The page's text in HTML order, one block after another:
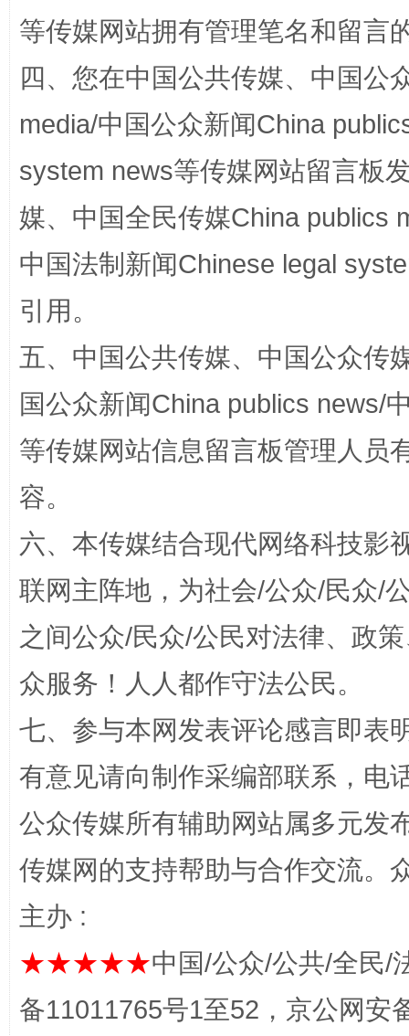
漫山遍野的桃花与雪山、麦地、白藏房 除
招工难、用工荒背后
网上购药对药下症？
等传媒网站拥有管理笔名和留言
四、您在中国公共传媒、中国公
media/中国公众新闻China
system news等传媒网站留言板
媒、中国全民传媒China publics
中国法制新闻Chinese legal
引用。
五、中国公共传媒、中国公众传
国公众新闻China publics news/
等传媒网站信息留言板管理人员
容。
六、本传媒结合现代网络科技影
联网主阵地，为社会/公众/民众/
之间公众/民众/公民对法律、政
众服务！人人都作守法公民。
七、参与本网发表评论感言即表
有意见请向制作采编部联系，电
公众传媒所有辅助网站属多元发
传媒网的支持帮助与合作交流。
主办 :
★★★★★中国/公众/公共/全民/
备11011765号1至52，京公网安